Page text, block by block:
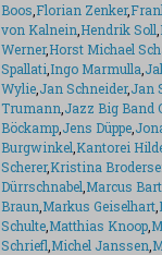
Boos Florian Zenker,
von Kalnein Hendrik Soll
Werner,Horst Michael
Spallati Ingo Marmulla
Wylie, Jan Schneider,Jan
Trumann Jazz Big Band
Böckamp, Jens Düppe,
Burgwinkel Kantorei
Scherer,Kristina
Dürrschnabel Marcus
Braun Markus Geiselhart,
Schulte, Matthias Knoop,
Schriefl Michel Janssen